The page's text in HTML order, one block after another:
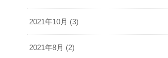
2021年10月 (3)
2021年8月 (2)